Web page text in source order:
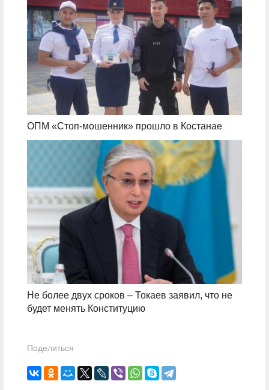
ОПМ «Стоп-мошенник» прошло в Костанае
Не более двух сроков – Токаев заявил, что не
будет менять Конституцию
Поделиться